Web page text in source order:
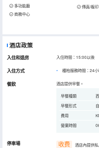
多功能廳 傳真/複印
商務中心
酒店政策
入住和退房 入住時間：15:00以後
入住方式 櫃枱服務時間：24小
餐飲 酒店提供早餐。
早餐種類
早餐形式
費用
營業時間
停車場 收费 酒店內提供私